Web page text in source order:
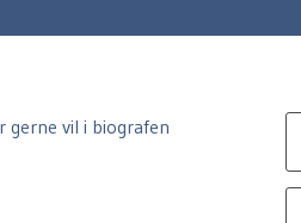
gerne vil i biografen